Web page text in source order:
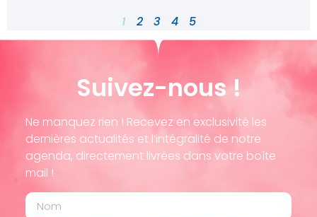
1 2 3 4 5
Suivez-nous !
Ne manquez rien ! Recevez en exclusivité les
dernières actualités et l’intégralité de notre
agenda, directement livrées dans votre boîte
mail !